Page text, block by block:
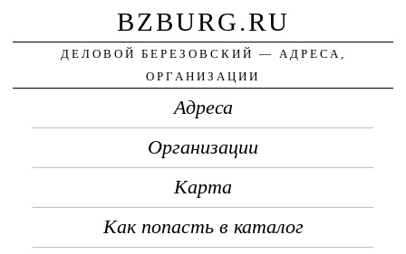
BZBURG.RU
ДЕЛОВОЙ БЕРЕЗОВСКИЙ — АДРЕСА,
ОРГАНИЗАЦИИ
Адреса
Организации
Карта
Как попасть в каталог